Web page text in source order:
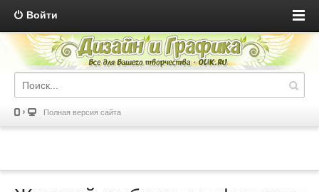
Войти
Полная версия сайта